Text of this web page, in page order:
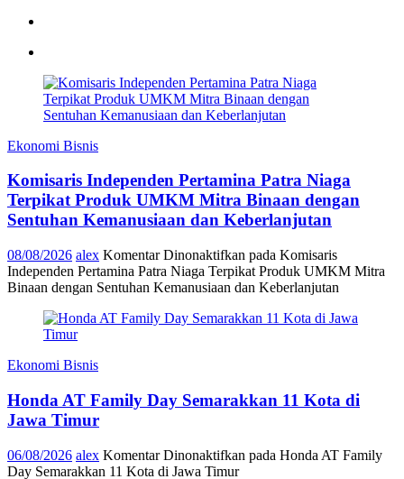
Ekonomi Bisnis
Komisaris Independen Pertamina Patra Niaga
Terpikat Produk UMKM Mitra Binaan dengan
Sentuhan Kemanusiaan dan Keberlanjutan
08/08/2026 alex Komentar Dinonaktifkan pada Komisaris
Independen Pertamina Patra Niaga Terpikat Produk UMKM Mitra
Binaan dengan Sentuhan Kemanusiaan dan Keberlanjutan
Ekonomi Bisnis
Honda AT Family Day Semarakkan 11 Kota di
Jawa Timur
06/08/2026 alex Komentar Dinonaktifkan pada Honda AT Family
Day Semarakkan 11 Kota di Jawa Timur